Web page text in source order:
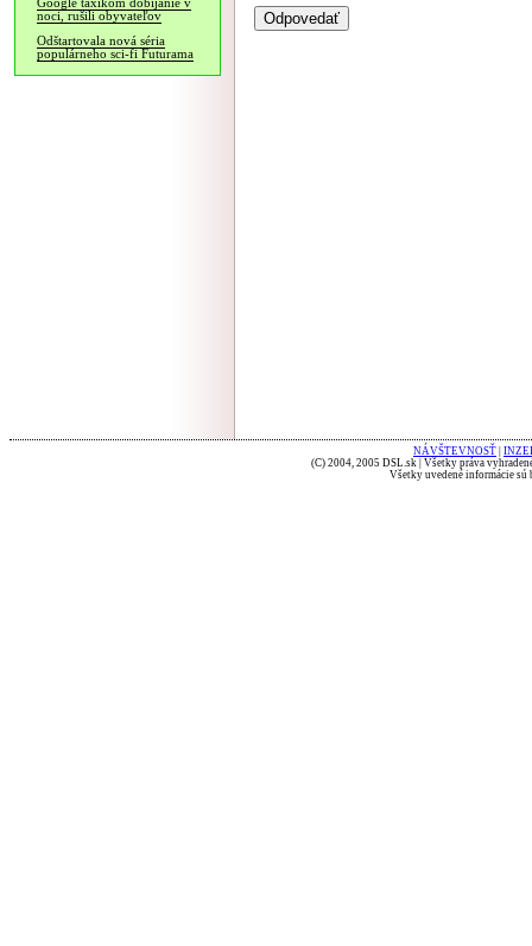
Google taxíkom dobíjanie v
noci, rušili obyvateľov
Odštartovala nová séria
populárneho sci-fi Futurama
NÁVŠTEVNOSŤ
(C) 2004, 2005 DSL.sk | Všetky práva
Všetky uvedené informácie sú